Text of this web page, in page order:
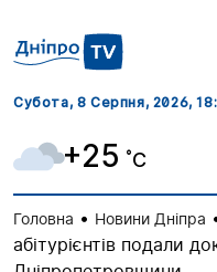
Субота, 8 Серпня, 2026,
+25 ˚C
Головна • Новини Дніпра
абітурієнтів подали